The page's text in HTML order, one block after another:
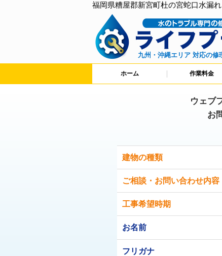
福岡県糟屋郡新宮町杜の宮蛇口水漏
九州・沖縄エリア 対応の修
ホーム 作業料金
ウェブ
お
建物の種類
ご相談・お問い合わせ内容
工事希望時期
お名前
フリガナ